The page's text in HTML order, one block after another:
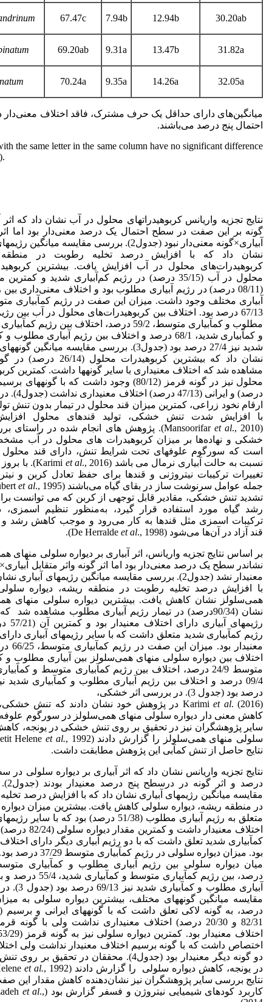
30.20ab
12.94b
7.94b
67.47c
31.82a
13.47b
9.31a
69.20ab
32.05a
14.26a
9.35a
70.24a
میانگین‌های دارای حداقل یک حرف مشترک، فاقد اختلاف
احتمال پنج درصد می‌باشند.
the same letter in the same column have no significant difference
نتایج تجزیه واریانس کربوهیدراتهای محلول در آب نشان داد که اثر
گونه بر این صفت در سطح احتمال یک­ درصد معنی‌دار بود اما
آبیاری×گونه معنی‌دار نبود (جدول2). بررسی مقایسه میانگین
نشان داد که با افزایش درصد تخلیه رطوبت در
کربوهیدرات‌های محلول در آب افزایش یافت. بیشترین
محلول در آب (35/15 درصد) در رژیم کم‌آبیاری شدید و
(08/11 درصد) در رژیم آبیاری مطلوب بود و اختلاف معنی‌داری
آبیاری مختلف وجود داشت. میزان این صفت در رژیم کم­آبیاری
67/13 درصد بود. اختلاف بین کربوهیدرات‌های محلول در آب بین
مطلوب و کم­آبیاری متوسط، 59/2 درصد، اختلاف بین رژیم
و کم­آبیاری شدید، 68/1 درصد و اختلاف بین رژیم آبیاری
شدید نیز 27/4 درصد بود (جدول3). بررسی مقایسه میانگین
نشان داد که بیشترین کربوهیدرات محلول
مشاهده شد که اختلاف معنی­داری با سایر گونه­ها داشت. کمترین
درصد) و ایرانی (47/
ارقام نخود زراعی، کمترین میزان قند محلول در تیمار بدون تنش
با افزایش شدت تنش خشکی، تولید قندهای محلول
(Mansoorifar
et al
., 2010). پژوهش های انجام شده در راستای
خشکی و نهاده‌ها بر میزان کربوهیدرات های محلول در آب
است که سورگوم علوفه­ای تحت شرایط تنش، دارای قند محلول
نسبت به حالت آبیاری نرمال می باشد (Karimi
et al
., 2016). با
تغییرات ترکیبات نیتروژنی و قندها برای حفظ تعادل کربن و
جمله عوامل سرنوشت ساز در بقای گیاه می‌باشند (Schubert
et al
تشدید تنش خشکی، مقادیر قابل توجهی از کربن که می توانست
رشد گیاه مورد استفاده قرار گیرد، به‌منظور تنظیم اسمزی،
ترکیبات اسمزی مثل قندها به کار می‌رود و موجب کاهش رشد و
قند آزاد در آن‌ها می‌شود (De Herralde
et al., 1998).
بر اساس نتایج تجزیه واریانس، اثر آبیاری بر دیواره سلولی منهای
نشاندر سطح یک­ درصد معنی‌دار بود اما اثر گونه واثر متقابل
معنی­دار نشد (جدول2). بررسی مقایسه میانگین رژیم­های آبیاری
با افزایش درصد تخلیه رطوبت در منطقه ریشه، دیواره
همی‌سلولز نشان کاهش یافت. بیشترین دیواره سلولی منهای
نشان (90/34درصد) در تیمار رژیم آبیاری مطلوب مشاهده شد
رژیم­های
رژیم کم­آبیاری شدید متعلق داشت که با سایر رژیم­های آبیاری
معنی­دار
اختلاف بین دیواره سلولی منهای همی‌سلولز بین آبیاری مطلوب و
متوسط 24/9 درصد، اختلاف بین رژیم کم­آبیاری متوسط و
درصد بود (جدول 3). در بررسی اثر خشکی،
Karimi et al
. (2016) در پژوهش خود نشان دادند که تنش
کاهش معنی دار دیواره سلولی منهای همی‌سلولز در سورگوم
سایر پژوهشگران نیز در تحقیق بر روی تنش خشکی در یونجه،
سلولی منهای همی‌سلولز را گزارش دادند (Petit Helene
et al.
نتایج حاصل از تنش کم­آبی این پژوهش مطابقت داشت.
درصد و
مقایسه میانگین رژیم­های آبیاری نشان داد که با افزایش درصد
در منطقه ریشه، دیواره سلولی کاهش یافت. بیشترین میزان
متعلق به رژیم آبیاری مطلوب (51/38 درصد) بود که با
اختلاف معنی­دار داشت و
کم­آبیاری شدید تعلق داشت که با دو رژیم آبیاری دیگر دارای اختلاف
بود. میزان دیواره سلولی در رژیم
درصد، بین رژیم کم­آبیاری متوسط و
آبیاری مطلوب و
درصد، به گونه لاکی تعلق داشت که با گونه­های ایرانی و برسیم
82/31 و 20/30 درصد) اختلاف معنی­داری نداشت ولی با گونه
اختصاص داشت که با گونه برسیم اختلاف معنی­دار نداشت ولی
دو گونه دیگر معنی­دار بود (جدول4). محققان در تحقیق
در یونجه، کاهش دیواره سلولی را گزارش دادند (Petit Helene
et al.
نتایج بررسی سایر پژوهشگران نیز نشان‌دهنده کاهش مقدار این
کاربرد کودهای شیمیایی نیتروژن و فسفر گزارش بود (Asgharzadeh et al.,